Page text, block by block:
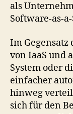
als
Software-as-
Im
von IaaS und
System oder
einfacher
hinweg
sich für den